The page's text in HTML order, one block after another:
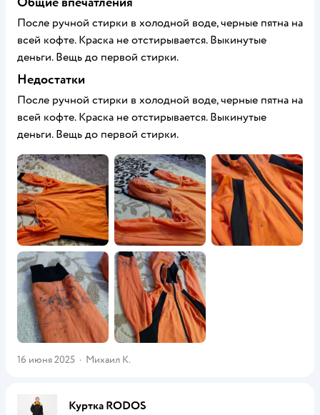
После ручной стирки в холодной воде, черные пятна на
всей кофте. Краска не отстирывается. Выкинутые
деньги. Вещь до первой стирки.
Недостатки
После ручной стирки в холодной воде, черные пятна на
всей кофте. Краска не отстирывается. Выкинутые
деньги. Вещь до первой стирки.
16 июня 2025 · Михаил К.
Куртка RODOS